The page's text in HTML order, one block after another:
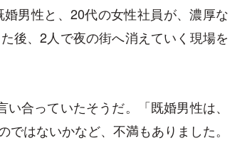
男性と、20代の女性社員が、濃厚な
後、2人で夜の街へ消えていく現場を
合っていたそうだ。「既婚男性は、
はないかなど、不満もありました。